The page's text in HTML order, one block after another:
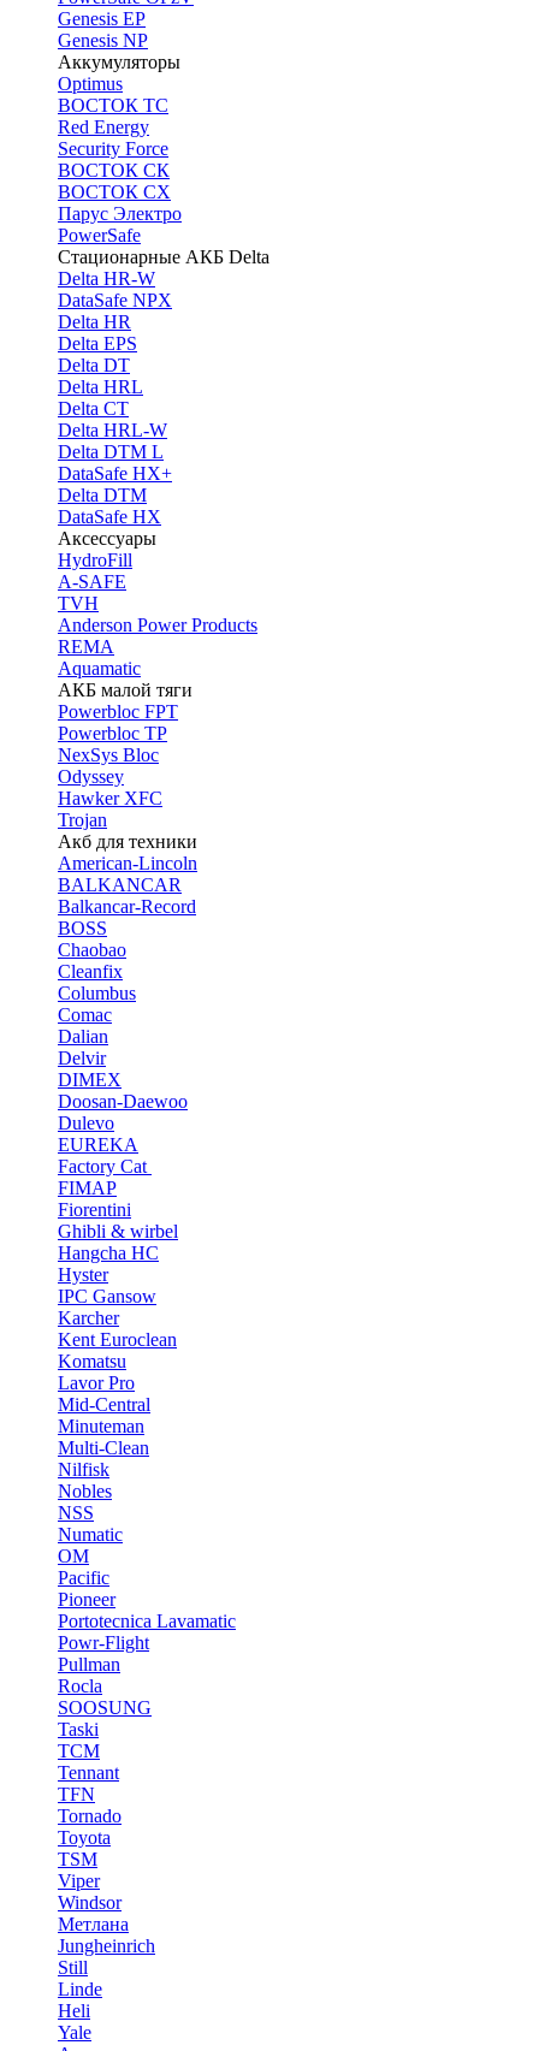
Genesis EP
Genesis NP
Аккумуляторы
Optimus
ВОСТОК ТС
Red Energy
Security Force
ВОСТОК СК
ВОСТОК СХ
Парус Электро
PowerSafe
Стационарные АКБ Delta
Delta HR-W
DataSafe NPX
Delta HR
Delta EPS
Delta DT
Delta HRL
Delta CT
Delta HRL-W
Delta DTM L
DataSafe HX+
Delta DTM
DataSafe HX
Аксессуары
HydroFill
A-SAFE
TVH
Anderson Power Products
REMA
Aquamatic
АКБ малой тяги
Powerbloc FPT
Powerbloc TP
NexSys Bloc
Odyssey
Hawker XFC
Trojan
Акб для техники
American-Lincoln
BALKANCAR
Balkancar-Record
BOSS
Chaobao
Cleanfix
Columbus
Comac
Dalian
Delvir
DIMEX
Doosan-Daewoo
Dulevo
EUREKA
Factory Cat
FIMAP
Fiorentini
Ghibli & wirbel
Hangcha HC
Hyster
IPC Gansow
Karcher
Kent Euroclean
Komatsu
Lavor Pro
Mid-Central
Minuteman
Multi-Clean
Nilfisk
Nobles
NSS
Numatic
OM
Pacific
Pioneer
Portotecnica Lavamatic
Powr-Flight
Pullman
Rocla
SOOSUNG
Taski
TCM
Tennant
TFN
Tornado
Toyota
TSM
Viper
Windsor
Метлана
Jungheinrich
Still
Linde
Heli
Yale